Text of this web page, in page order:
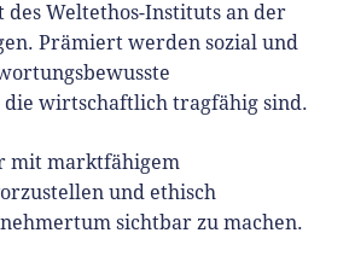
entwickeln
& Muster
Tipps
machen
Weltethos-Instituts an der
Prämiert werden sozial und
die wirtschaftlich tragfähig sind.
mit marktfähigem
und ethisch
sichtbar zu machen.